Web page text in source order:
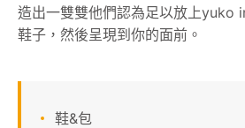
造出一雙雙他們認為足以放上yuko
鞋子，然後呈現到你的面前。
鞋&包